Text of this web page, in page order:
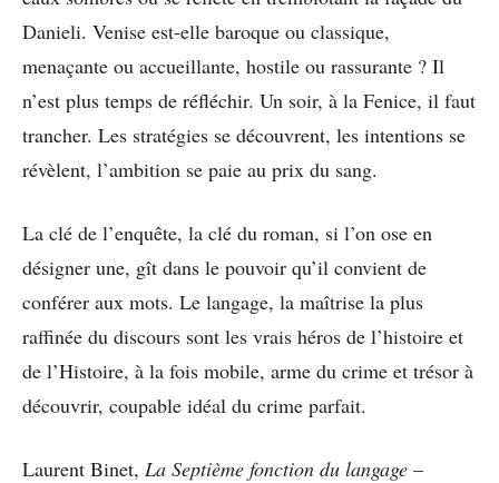
Danieli. Venise est-elle baroque ou classique,
menaçante ou accueillante, hostile ou rassurante ? Il
n’est plus temps de réfléchir. Un soir, à la Fenice, il faut
trancher. Les stratégies se découvrent, les intentions se
révèlent, l’ambition se paie au prix du sang.
La clé de l’enquête, la clé du roman, si l’on ose en
désigner une, gît dans le pouvoir qu’il convient de
conférer aux mots. Le langage, la maîtrise la plus
raffinée du discours sont les vrais héros de l’histoire et
de l’Histoire, à la fois mobile, arme du crime et trésor à
découvrir, coupable idéal du crime parfait.
Laurent Binet, La Septième fonction du langage –